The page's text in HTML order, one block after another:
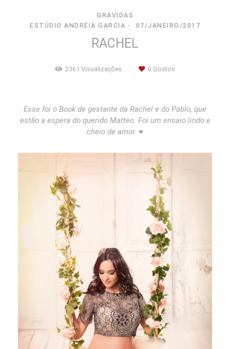
GRÁVIDAS
ESTÚDIO ANDRÉIA GARCIA
07/JANEIRO/2017
RACHEL
2361 Visualizações 0 Gostos
Esse foi o Book de gestante da Rachel e do Pablo, que
estão a espera do querido Matteo. Foi um ensaio lindo e
cheio de amor. ♥